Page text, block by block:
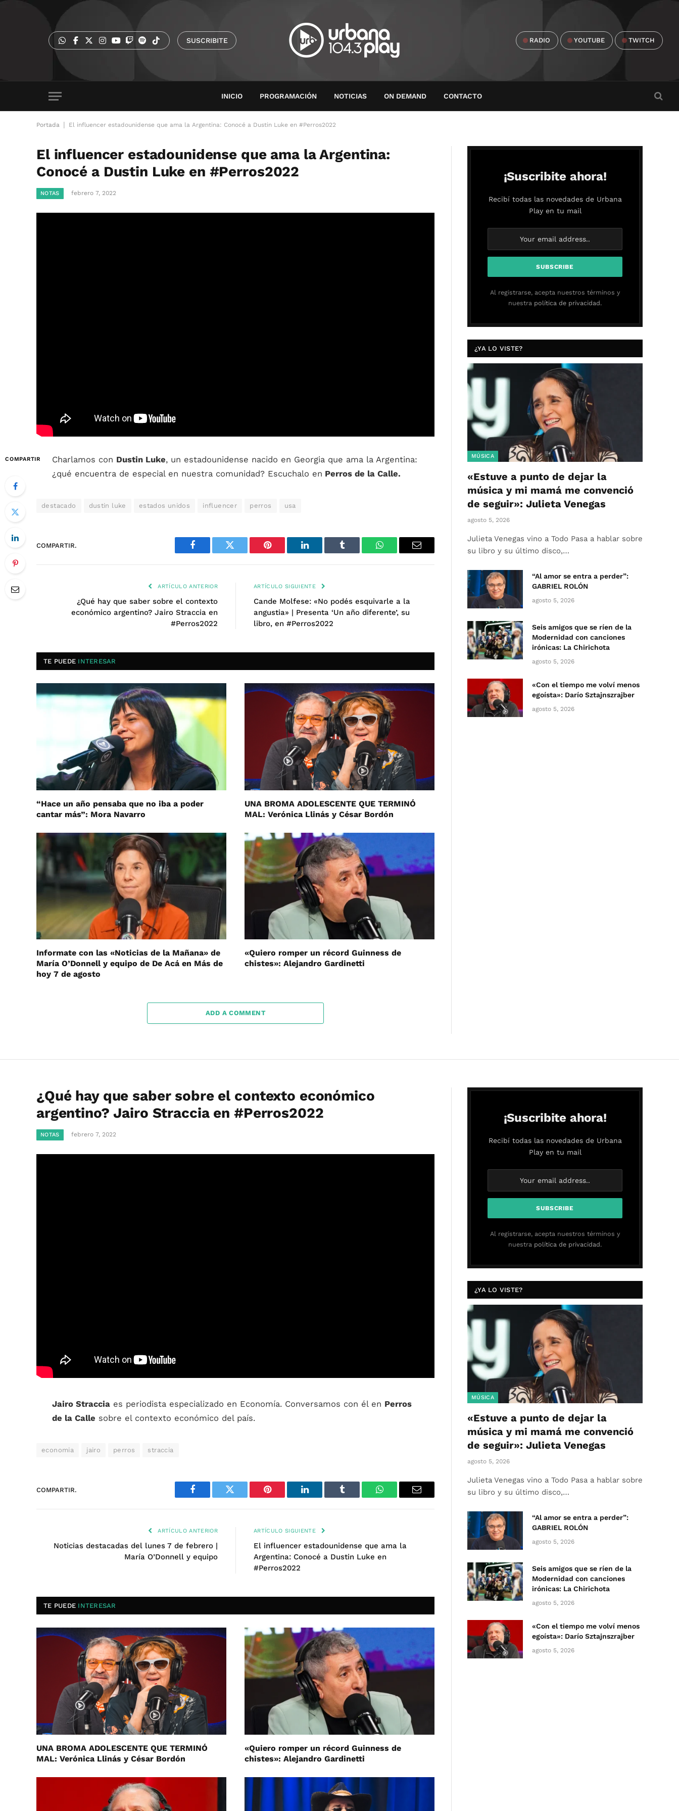
SUSCRIBITE RADIO YOUTUBE TWITCH
INICIO PROGRAMACIÓN NOTICIAS ON DEMAND CONTACTO
Portada El influencer estadounidense que ama la Argentina: Conocé a Dustin Luke en #Perros2022
El influencer estadounidense que ama la Argentina:
Conocé a Dustin Luke en #Perros2022
NOTAS febrero 7, 2022
COMPARTIR Charlamos con Dustin Luke, un estadounidense nacido en Georgia que ama la Argentina:
¿qué encuentra de especial en nuestra comunidad? Escuchalo en Perros de la Calle.
destacado dustin luke estados unidos influencer perros usa
COMPARTIR.
Facebook Twitter Pinterest LinkedIn Tumblr WhatsAppEmail
ARTÍCULO ANTERIOR
¿Qué hay que saber sobre el contexto
económico argentino? Jairo Straccia en
#Perros2022
ARTÍCULO SIGUIENTE
Cande Molfese: «No podés esquivarle a la
angustia» | Presenta ‘Un año diferente’, su
libro, en #Perros2022
TE PUEDE INTERESAR
“Hace un año pensaba que no iba a poder
cantar más”: Mora Navarro
UNA BROMA ADOLESCENTE QUE TERMINÓ
MAL: Verónica Llinás y César Bordón
Informate con las «Noticias de la Mañana» de
María O’Donnell y equipo de De Acá en Más de
hoy 7 de agosto
«Quiero romper un récord Guinness de
chistes»: Alejandro Gardinetti
ADD A COMMENT
¡Suscribite ahora!
Recibí todas las novedades de Urbana
Play en tu mail
Al registrarse, acepta nuestros términos y
nuestra política de privacidad.
¿YA LO VISTE?
MÚSICA
«Estuve a punto de dejar la
música y mi mamá me convenció
de seguir»: Julieta Venegas
agosto 5, 2026
Julieta Venegas vino a Todo Pasa a hablar sobre
su libro y su último disco,…
“Al amor se entra a perder”:
GABRIEL ROLÓN
agosto 5, 2026
Seis amigos que se ríen de la
Modernidad con canciones
irónicas: La Chirichota
agosto 5, 2026
«Con el tiempo me volví menos
egoísta»: Darío Sztajnszrajber
agosto 5, 2026
¿Qué hay que saber sobre el contexto económico
argentino? Jairo Straccia en #Perros2022
NOTAS febrero 7, 2022
Jairo Straccia es periodista especializado en Economía. Conversamos con él en Perros
de la Calle sobre el contexto económico del país.
economia jairo perros straccia
COMPARTIR.
Facebook Twitter Pinterest LinkedIn Tumblr WhatsAppEmail
ARTÍCULO ANTERIOR
Noticias destacadas del lunes 7 de febrero |
María O’Donnell y equipo
ARTÍCULO SIGUIENTE
El influencer estadounidense que ama la
Argentina: Conocé a Dustin Luke en
#Perros2022
TE PUEDE INTERESAR
UNA BROMA ADOLESCENTE QUE TERMINÓ
MAL: Verónica Llinás y César Bordón
«Quiero romper un récord Guinness de
chistes»: Alejandro Gardinetti
¡Suscribite ahora!
Recibí todas las novedades de Urbana
Play en tu mail
Al registrarse, acepta nuestros términos y
nuestra política de privacidad.
¿YA LO VISTE?
MÚSICA
«Estuve a punto de dejar la
música y mi mamá me convenció
de seguir»: Julieta Venegas
agosto 5, 2026
Julieta Venegas vino a Todo Pasa a hablar sobre
su libro y su último disco,…
“Al amor se entra a perder”:
GABRIEL ROLÓN
agosto 5, 2026
Seis amigos que se ríen de la
Modernidad con canciones
irónicas: La Chirichota
agosto 5, 2026
«Con el tiempo me volví menos
egoísta»: Darío Sztajnszrajber
agosto 5, 2026